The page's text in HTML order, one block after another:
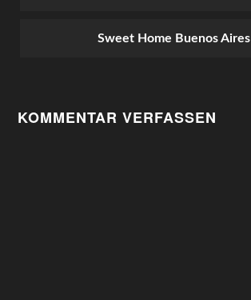
Sweet Home Buenos Aires
KOMMENTAR VERFASSEN